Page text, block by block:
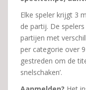
Elke speler krijgt 3
de partij. De
partijen met
per categorie over
gestreden om de
snelschaken’.